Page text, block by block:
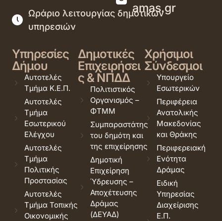
amas.gr
Ωράριο λειτουργίας δημοτικών
υπηρεσιών
Υπηρεσίες
Δήμου
Αυτοτελές
Τμήμα Κ.Ε.Π.
Αυτοτελές
Τμήμα
Εσωτερικού
Ελέγχου
Αυτοτελές
Τμήμα
Πολιτικής
Προστασίας
Αυτοτελές
Τμήμα Τοπικής
Οικονομικής
Δημοτικές
Επιχειρήσει
ς & ΝΠΔΔ
Πολιτιστικός
Οργανισμός –
ΦΤΜΜ
Συμπαραστάτης
του δημότη και
της επιχείρησης
Δημοτική
Επιχείρηση
Ύδρευσης –
Αποχέτευσης
Δράμας
(ΔΕΥΑΔ)
Χρήσιμοι
Σύνδεσμοι
Υπουργείο
Εσωτερικών
Περιφέρεια
Ανατολικής
Μακεδονίας
και Θράκης
Περιφερειακή
Ενότητα
Δράμας
Ειδική
Υπηρεσίας
Διαχείρισης
Ε.Π.